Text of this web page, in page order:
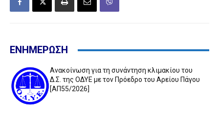
ΕΝΗΜΕΡΩΣΗ
Ανακοίνωση για τη συνάντηση κλιμακίου του
Δ.Σ. της ΟΔΥΕ με τον Πρόεδρο του Αρείου Πάγου
[ΑΠ55/2026]